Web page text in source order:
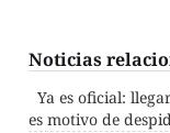
Noticias
Ya es oficial:
es motivo de